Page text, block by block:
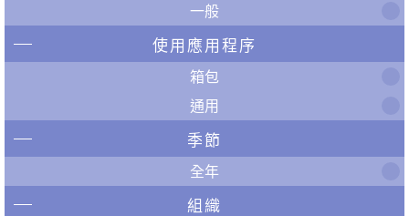
一般
使用應用程序
箱包
通用
季節
全年
組織